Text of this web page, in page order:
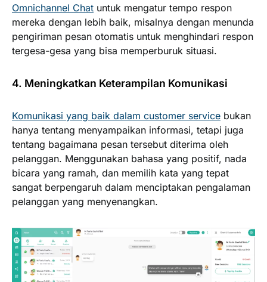
Omnichannel Chat untuk mengatur tempo respon
mereka dengan lebih baik, misalnya dengan menunda
pengiriman pesan otomatis untuk menghindari respon
tergesa-gesa yang bisa memperburuk situasi.
4. Meningkatkan Keterampilan Komunikasi
Komunikasi yang baik dalam customer service bukan
hanya tentang menyampaikan informasi, tetapi juga
tentang bagaimana pesan tersebut diterima oleh
pelanggan. Menggunakan bahasa yang positif, nada
bicara yang ramah, dan memilih kata yang tepat
sangat berpengaruh dalam menciptakan pengalaman
pelanggan yang menyenangkan.